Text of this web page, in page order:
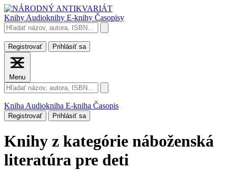
Knihy Audioknihy E-knihy Časopisy
Registrovať Prihlásiť sa
Menu
Kniha Audiokniha E-kniha Časopis
Registrovať Prihlásiť sa
Knihy z kategórie náboženská
literatúra pre deti